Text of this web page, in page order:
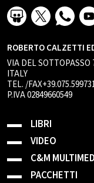
ROBERTO CALZETTI
VIA DEL SOTTOPASSO
ITALY
TEL. /
P.IVA 02849660549
LIBRI
VIDEO
C&M
PACCHETTI